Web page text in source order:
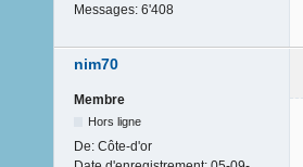
Messages: 6'408
nim70
Membre
Hors ligne
De: Côte-d'or